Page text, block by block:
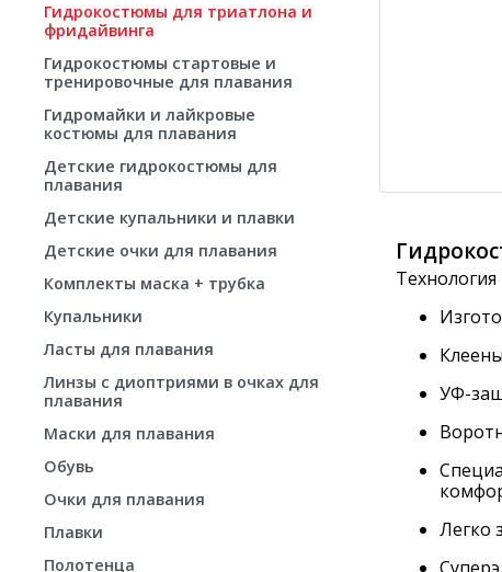
Гидрокостюмы для триатлона и
фридайвинга
Гидрокостюмы стартовые и
тренировочные для плавания
Гидромайки и лайкровые
костюмы для плавания
Детские гидрокостюмы для
плавания
Детские купальники и плавки
Детские очки для плавания
Комплекты маска + трубка
Купальники
Ласты для плавания
Линзы с диоптриями в очках для
плавания
Маски для плавания
Обувь
Очки для плавания
Плавки
Полотенца
УФ-
Легко